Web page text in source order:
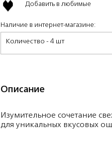
Добавить в любимые
Наличие в интернет-магазине:
Количество - 4 шт
Описание
Изумительное сочетание
для уникальных вкусовых